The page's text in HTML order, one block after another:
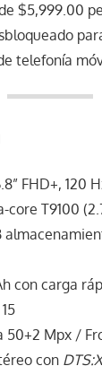
$5,999.00
telefonía
FHD+, 120
core T9100
con carga
50+2 Mpx /
con